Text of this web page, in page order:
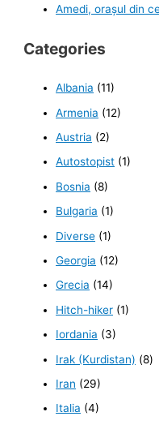
Amedi, orașul din
Categories
Albania (11)
Armenia (12)
Austria (2)
Autostopist (1)
Bosnia (8)
Bulgaria (1)
Diverse (1)
Georgia (12)
Grecia (14)
Hitch-hiker (1)
Iordania (3)
Irak (Kurdistan) (8)
Iran (29)
Italia (4)